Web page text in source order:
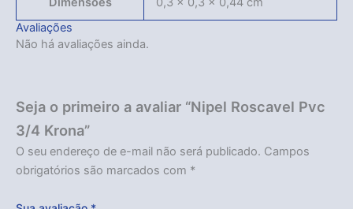
Avaliações
Não há avaliações ainda.
Seja o primeiro a avaliar “Nipel Roscavel Pvc
3/4 Krona”
O seu endereço de e-mail não será publicado. Campos
obrigatórios são marcados com *